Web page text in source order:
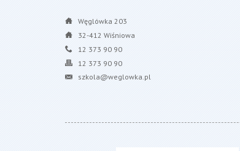
Węglówka 203
32-412 Wiśniowa
12 373 90 90
12 373 90 90
szkola@weglowka.pl